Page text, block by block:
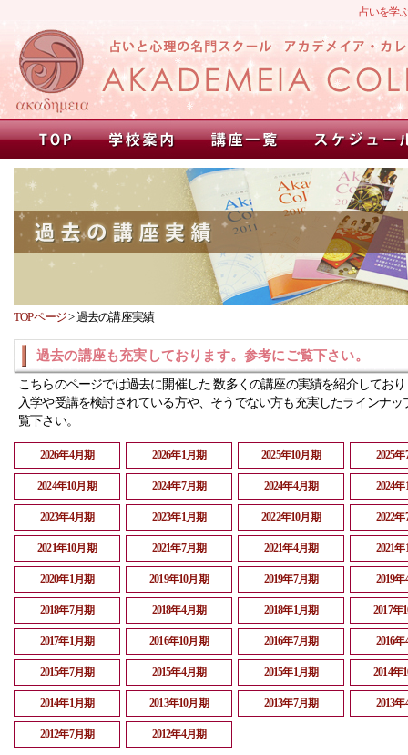
占いを学
TOPページ>過去の講座実績
過去の講座も充実しております。参考にご覧下さい。
こちらのページでは過去に開催した 数多くの講座の実績を紹介してお
入学や受講を検討されている方や、そうでない方も充実したラインナッ
覧下さい。
2026年4月期 2026年1月期 2025年10月期 2025
2024年10月期 2024年7月期 2024年4月期 2024
2023年4月期 2023年1月期 2022年10月期 2022
2021年10月期 2021年7月期 2021年4月期 2021
2020年1月期 2019年10月期 2019年7月期 2019
2018年7月期 2018年4月期 2018年1月期 2017年
2017年1月期 2016年10月期 2016年7月期 2016
2015年7月期 2015年4月期 2015年1月期 2014年
2014年1月期 2013年10月期 2013年7月期 2013
2012年7月期 2012年4月期